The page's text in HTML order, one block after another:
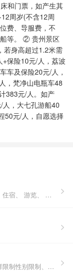
和门票，如产生其
周岁(不含12周
费、导服费，不
等。 ② 贵州景区
若身高超过1.2米需
保险10元/人，荔波
车及保险20元/人，
，梵净山电瓶车48
383元/人。如产
，大七孔游船40
50元/人，自愿选择
住宿、 游览、 购物、
别限制、年龄限制、人数说明、户籍限制